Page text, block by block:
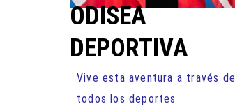
ODISEA
DEPORTIVA
Vive esta aventura a través de
todos los deportes